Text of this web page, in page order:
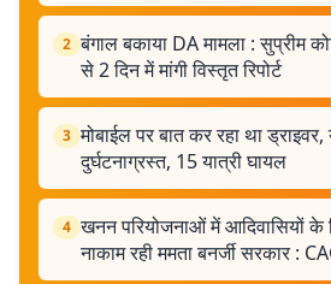
2 बंगाल बकाया DA मामला : सुप्रीम
से 2 दिन में मांगी विस्तृत रिपोर्ट
3 मोबाईल पर बात कर रहा था
दुर्घटनाग्रस्त, 15 यात्री घायल
4 खनन परियोजनाओं में आदिवासियों के
नाकाम रही ममता बनर्जी सरकार :